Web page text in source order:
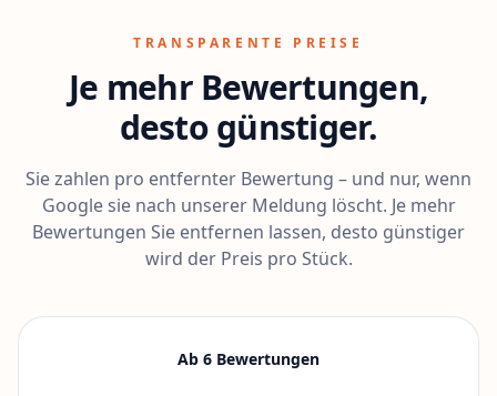
TRANSPARENTE PREISE
Je mehr Bewertungen,
desto günstiger.
Sie zahlen pro entfernter Bewertung – und nur, wenn
Google sie nach unserer Meldung löscht. Je mehr
Bewertungen Sie entfernen lassen, desto günstiger
wird der Preis pro Stück.
Ab 6 Bewertungen